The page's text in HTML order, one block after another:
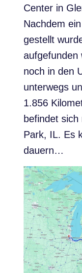
Center in
Nachdem
gestellt
aufgefunden
noch in den
unterwegs
1.856
befindet
Park, IL. Es
dauern…